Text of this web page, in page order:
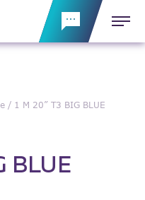
1 М 20” Т3 BIG BLUE
BLUE